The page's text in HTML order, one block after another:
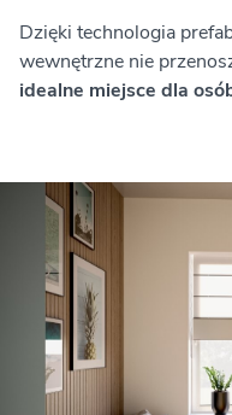
Dzięki technologia
wewnętrzne nie
idealne miejsce dla